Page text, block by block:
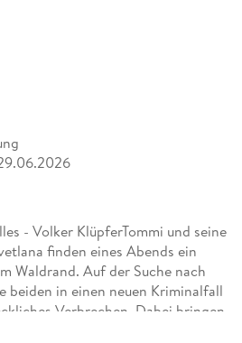
- Volker KlüpferTommi und seine
finden eines Abends ein
Waldrand. Auf der Suche nach
beiden in einen neuen Kriminalfall
Verbrechen. Dabei bringen